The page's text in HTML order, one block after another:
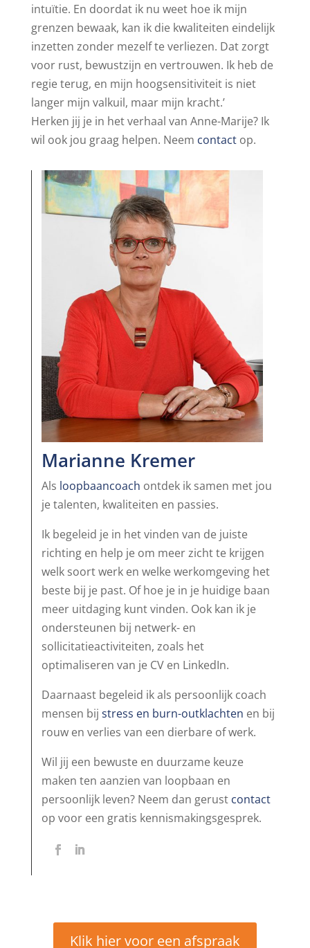
intuïtie. En doordat ik nu weet hoe ik mijn
grenzen bewaak, kan ik die kwaliteiten eindelijk
inzetten zonder mezelf te verliezen. Dat zorgt
voor rust, bewustzijn en vertrouwen. Ik heb de
regie terug, en mijn hoogsensitiviteit is niet
langer mijn valkuil, maar mijn kracht.’
Herken jij je in het verhaal van Anne-Marije? Ik
wil ook jou graag helpen. Neem contactop.
Marianne Kremer
Als loopbaancoach ontdek ik samen met jou
je talenten, kwaliteiten en passies.
Ik begeleid je in het vinden van de juiste
richting en help je om meer zicht te krijgen
welk soort werk en welke werkomgeving het
beste bij je past. Of hoe je in je huidige baan
meer uitdaging kunt vinden. Ook kan ik je
ondersteunen bij netwerk- en
sollicitatieactiviteiten, zoals het
optimaliseren van je CV en LinkedIn.
Daarnaast begeleid ik als persoonlijk coach
mensen bij stress en burn-outklachten en bij
rouw en verlies van een dierbare of werk.
Wil jij een bewuste en duurzame keuze
maken ten aanzien van loopbaan en
persoonlijk leven? Neem dan gerust contact
op voor een gratis kennismakingsgesprek.
Klik hier voor een afspraak